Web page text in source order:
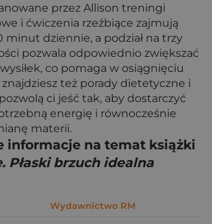
przez Allison treningi
i ćwiczenia rzeźbiące zajmują
minut dziennie, a podział na trzy
pozwala odpowiednio zwiększać
co pomaga w osiągnięciu
też porady dietetyczne i
ci jeść tak, aby dostarczyć
energię i równocześnie
materii.
informacje na temat książki
Płaski brzuch idealna
Wydawnictwo RM